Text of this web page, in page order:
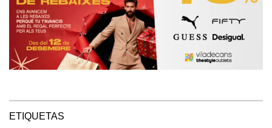
ETIQUETAS